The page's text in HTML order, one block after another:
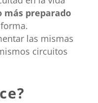
más preparado
las mismas
circuitos